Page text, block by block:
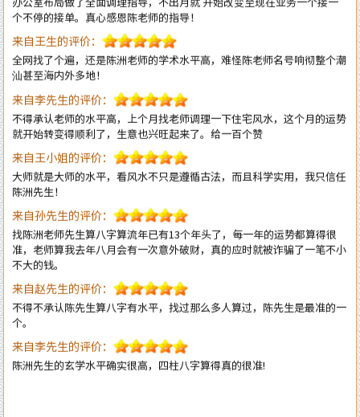
全网找了个遍，还是陈洲老师的学术水平高，难怪陈老师名号响彻整个潮
汕甚至海内外多地！
来自李先生的评价：
不得承认老师的水平高，上个月找老师调理一下住宅风水，这个月的运势
就开始转变得顺利了，生意也兴旺起来了。给一百个赞
来自王小姐的评价：
大师就是大师的水平，看风水不只是遵循古法，而且科学实用，我只信任
陈洲先生！
来自孙先生的评价：
找陈洲老师先生算八字算流年已有13个年头了，每一年的运势都算得很
准，老师算我去年八月会有一次意外破财，真的应时就被诈骗了一笔不小
不大的钱。
来自赵先生的评价：
不得不承认陈先生算八字有水平，找过那么多人算过，陈先生是最准的一
个。
来自李先生的评价：
陈洲先生的玄学水平确实很高，四柱八字算得真的很准!